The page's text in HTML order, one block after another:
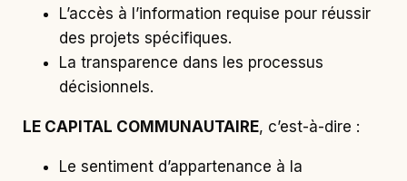
L’accès à l’information requise pour réussir
des projets spécifiques.
La transparence dans les processus
décisionnels.
LE CAPITAL COMMUNAUTAIRE, c’est-à-dire :
Le sentiment d’appartenance à la